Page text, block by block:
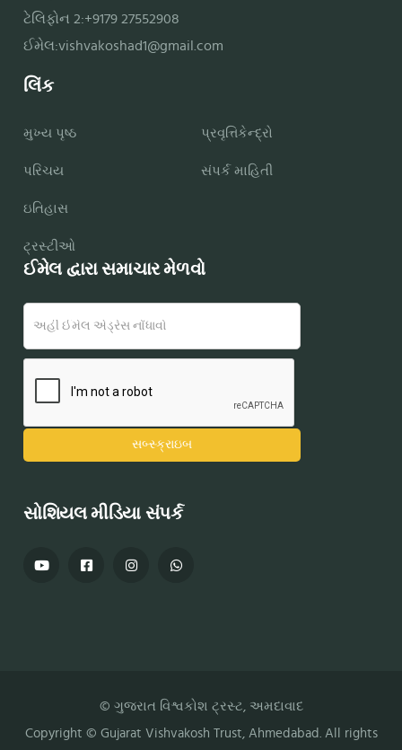
ટેલિફોન 2:+9179 27552908
ઈમેલ:vishvakoshad1@gmail.com
લિંક
મુખ્ય પૃષ્ઠ
પરિચય
ઇતિહાસ
ટ્રસ્ટીઓ
પ્રવૃત્તિકેન્દ્રો
સંપર્ક માહિતી
ઈમેલ દ્વારા સમાચાર મેળવો
સોશિયલ મીડિયા સંપર્ક
© ગુજરાત વિશ્વકોશ ટ્રસ્ટ, અમદાવાદ
Copyright © Gujarat Vishvakosh Trust, Ahmedabad. All rights